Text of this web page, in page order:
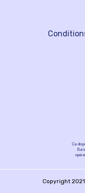
Ce
Copyright